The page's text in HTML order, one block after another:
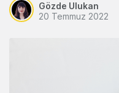
Gözde Ulukan
20 Temmuz 2022